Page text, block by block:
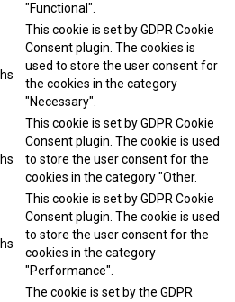
"Functional".
This cookie is set by GDPR Cookie
Consent plugin. The cookies is
used to store the user consent for
the cookies in the category
"Necessary".
This cookie is set by GDPR Cookie
Consent plugin. The cookie is used
to store the user consent for the
cookies in the category "Other.
This cookie is set by GDPR Cookie
Consent plugin. The cookie is used
to store the user consent for the
cookies in the category
"Performance".
The cookie is set by the GDPR